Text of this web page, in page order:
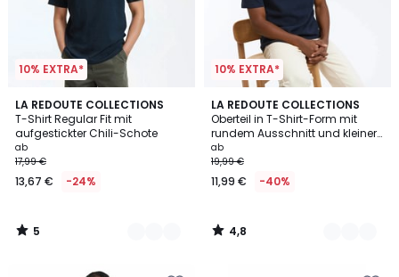
10% EXTRA*
LA REDOUTE COLLECTIONS
T-Shirt Regular Fit mit
aufgestickter Chili-Schote
ab
17,99 €
13,67 € -24%
5
/
5
2
Farben
5
/
10% EXTRA*
LA REDOUTE COLLECTIONS
Oberteil in T-Shirt-Form mit
rundem Ausschnitt und kleiner
Knopfleiste
ab
19,99 €
11,99 € -40%
4,8
/ 5
2
Farben
4,8
/